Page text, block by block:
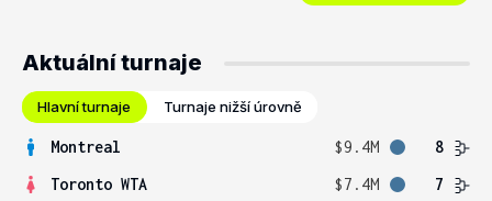
Aktuální turnaje
Hlavní turnaje Turnaje nižší úrovně
Montreal $9.4M
8
Toronto WTA
$7.4M 7